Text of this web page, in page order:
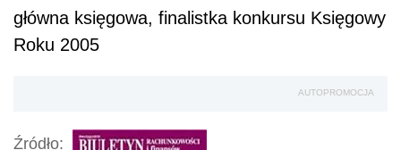
główna księgowa, finalistka konkursu Księgowy
Roku 2005
AUTOPROMOCJA
Źródło: